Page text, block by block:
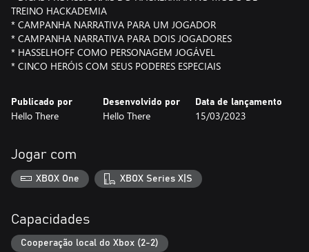
TREINO HACKADEMIA
* CAMPANHA NARRATIVA PARA UM JOGADOR
* CAMPANHA NARRATIVA PARA DOIS JOGADORES
* HASSELHOFF COMO PERSONAGEM JOGÁVEL
* CINCO HERÓIS COM SEUS PODERES ESPECIAIS
Publicado por
Hello There
Desenvolvido por
Hello There
Data de lançamento
15/03/2023
Jogar com
XBOX One XBOX Series X|S
Capacidades
Cooperação local do Xbox (2-2)